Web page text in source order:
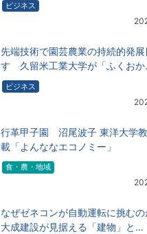
ビジネス
先端技術で園芸農業の持続的発
す 久留米工業大学が「ふくお
ビジネス
行革甲子園 沼尾波子 東洋大学
載「よんななエコノミー」
食・農・地域
なぜゼネコンが自動運転に挑む
大成建設が見据える「建物」と…